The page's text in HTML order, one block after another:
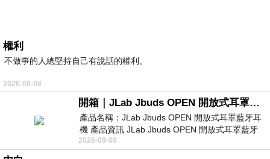
權利
不做事的人總堅持自己有說話的權利。
2026-08-08
開箱｜JLab Jbuds OPEN 開放式耳罩藍牙耳機 - 設計美學，輕巧、透氣、環境音全物理達成！
產品名稱：JLab Jbuds OPEN 開放式耳罩藍牙耳
機 產品資訊 JLab Jbuds OPEN 開放式耳罩藍牙
耳機評語：非常有特色，值得喜愛美型工
2026-08-08